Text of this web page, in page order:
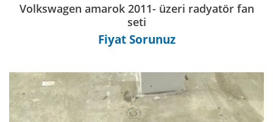
Volkswagen amarok 2011- üzeri radyatör fan
seti
Fiyat Sorunuz